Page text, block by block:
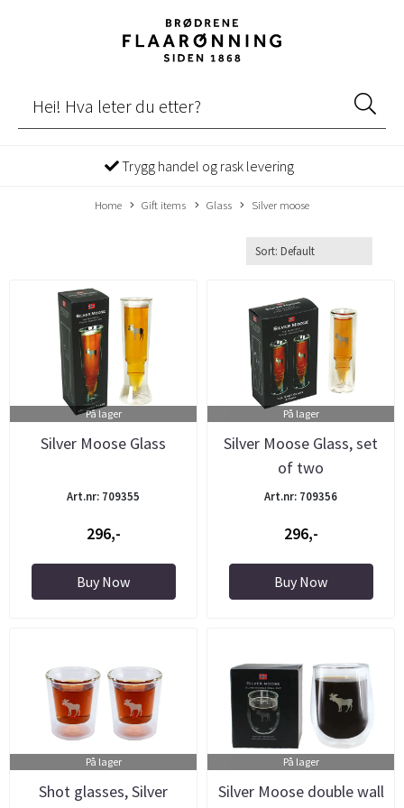
Trygg handel og rask levering
Home Gift items Glass Silver moose
På lager
Silver Moose Glass
Art.nr: 709355
296,-
Buy Now
På lager
Silver Moose Glass, set
of two
Art.nr: 709356
296,-
Buy Now
På lager
Shot glasses, Silver
På lager
Silver Moose double wall